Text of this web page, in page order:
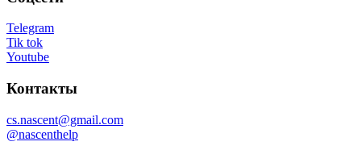
Telegram
Tik tok
Youtube
Контакты
cs.nascent@gmail.com
@nascenthelp